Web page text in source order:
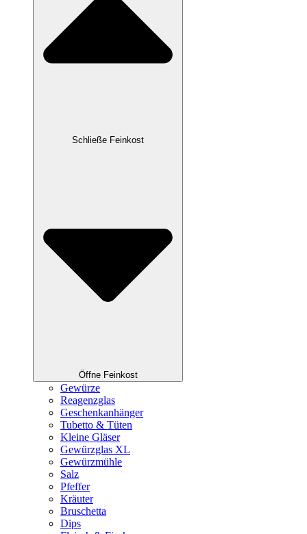
Schließe Feinkost
Öffne Feinkost
Gewürze
Reagenzglas
Geschenkanhänger
Tubetto & Tüten
Kleine Gläser
Gewürzglas XL
Gewürzmühle
Salz
Pfeffer
Kräuter
Bruschetta
Dips